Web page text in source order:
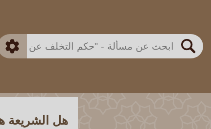
بحث
اللجنة الدائمة
متقدم
هل الشريعة